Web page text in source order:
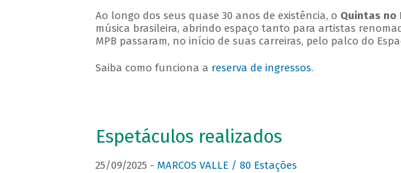
Ao longo dos seus quase 30 anos de existência, o Quintas no
música brasileira, abrindo espaço tanto para artistas
MPB passaram, no início de suas carreiras, pelo palco do
Saiba como funciona a reserva de ingressos.
Espetáculos realizados
25/09/2025 - MARCOS VALLE / 80 Estações